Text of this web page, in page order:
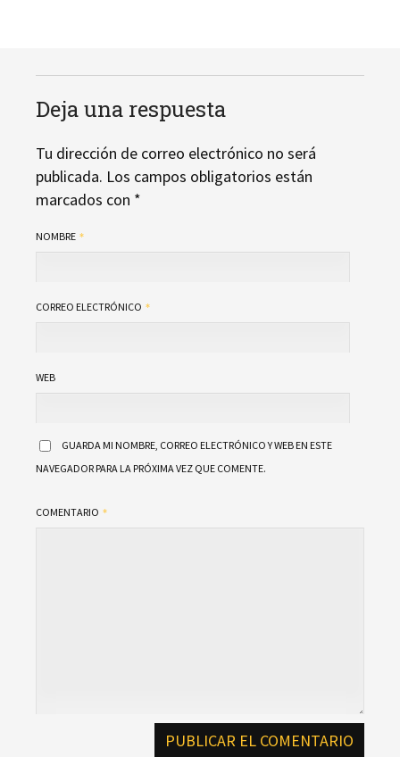
Deja una respuesta
Tu dirección de correo electrónico no será
publicada. Los campos obligatorios están
marcados con *
NOMBRE
CORREO ELECTRÓNICO
WEB
GUARDA MI NOMBRE, CORREO ELECTRÓNICO Y WEB EN ESTE
NAVEGADOR PARA LA PRÓXIMA VEZ QUE COMENTE.
COMENTARIO